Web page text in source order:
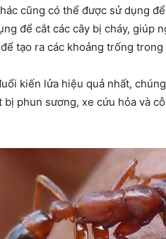
cũng có thể được sử dụng
để cắt các cây bị cháy, giúp
tạo ra các khoảng trống
kiến lửa hiệu quả nhất,
bị phun sương, xe cứu hỏa và